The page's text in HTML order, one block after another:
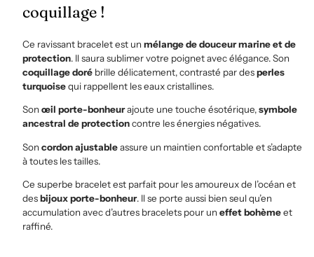
coquillage !
Ce ravissant bracelet est un mélange de douceur marine et de
protection. Il saura sublimer votre poignet avec élégance. Son
coquillage dorébrille délicatement, contrasté par desperles
turquoisequi rappellent les eaux cristallines.
Son œil porte-bonheurajoute une touche ésotérique,symbole
ancestral de protectioncontre les énergies négatives.
Son cordon ajustableassure un maintien confortable et s’adapte
à toutes les tailles.
Ce superbe bracelet est parfait pour les amoureux de l’océan et
desbijoux porte-bonheur. Il se porte aussi bien seul qu’en
accumulation avec d’autres bracelets pour un effet bohèmeet
raffiné.